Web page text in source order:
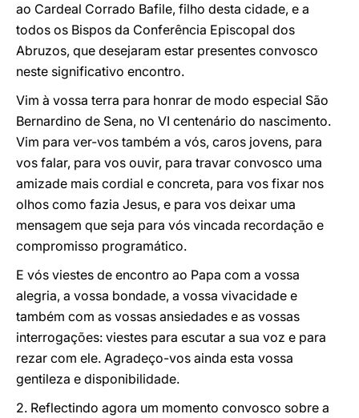
ao Cardeal Corrado Bafile, filho desta cidade, e a
todos os Bispos da Conferência Episcopal dos
Abruzos, que desejaram estar presentes convosco
neste significativo encontro.
Vim à vossa terra para honrar de modo especial São
Bernardino de Sena, no VI centenário do nascimento.
Vim para ver-vos também a vós, caros jovens, para
vos falar, para vos ouvir, para travar convosco uma
amizade mais cordial e concreta, para vos fixar nos
olhos como fazia Jesus, e para vos deixar uma
mensagem que seja para vós vincada recordação e
compromisso programático.
E vós viestes de encontro ao Papa com a vossa
alegria, a vossa bondade, a vossa vivacidade e
também com as vossas ansiedades e as vossas
interrogações: viestes para escutar a sua voz e para
rezar com ele. Agradeço-vos ainda esta vossa
gentileza e disponibilidade.
2. Reflectindo agora um momento convosco sobre a